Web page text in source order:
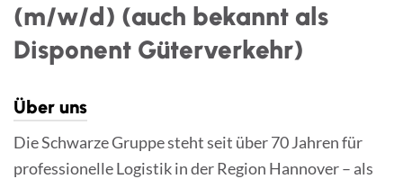
(m/w/d) (auch bekannt als
Disponent Güterverkehr)
Über uns
Die Schwarze Gruppe steht seit über 70 Jahren für
professionelle Logistik in der Region Hannover – als